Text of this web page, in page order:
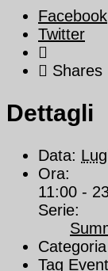
Facebook
Twitter
Shares
Dettagli
Data:
Ora:
11:00 -
Serie:
Tag